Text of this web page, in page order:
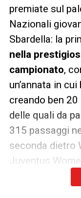
premiate sul
Nazionali
Sbardella: la
nella
campionato,
un’annata in
creando ben
delle quali da
315 passaggi
seconda dietro
Juventus
La seconda